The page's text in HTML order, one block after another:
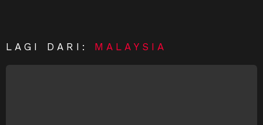
LAGI DARI: MALAYSIA